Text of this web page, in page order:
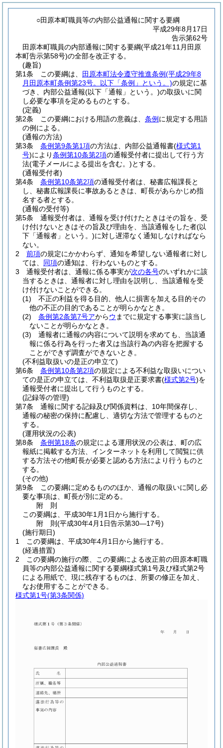
○田原本町職員等の内部公益通報に関する要綱
平成29年8月17日
告示第62号
田原本町職員の内部通報に関する要綱(平成21年11月田原
本町告示第58号)の全部を改正する。
(趣旨)
第1条
この要綱は、 田原本町法令遵守推進条例(平成29年8
月田原本町条例第23号。以下「条例」という。)の規定に基
づき、内部公益通報(以下「通報」という。)の取扱いに関
し必要な事項を定めるものとする。
(定義)
第2条
この要綱における用語の意義は、 条例 に規定する用語
の例による。
(通報の方法)
第3条
条例第9条第1項の方法は、内部公益通報書(様式第1
号)により条例第10条第2項の通報受付者に提出して行う方
法(電子メールによる提出を含む。)とする。
(通報受付者)
第4条
条例第10条第2項の通報受付者は、秘書広報課長と
し、秘書広報課長に事故あるときは、町長があらかじめ指
名する者とする。
(通報の受付等)
第5条
通報受付者は、通報を受け付けたときはその旨を、受
け付けないときはその旨及び理由を、当該通報をした者(以
下「通報者」という。)に対し遅滞なく通知しなければなら
ない。
2
前項の規定にかかわらず、通知を希望しない通報者に対し
ては、 同項の通知は、行わないものとする。
3
通報受付者は、通報に係る事実が次の各号のいずれかに該
当するときは、通報者に対し理由を説明し、当該通報を受
け付けないことができる。
(1)
不正の利益を得る目的、他人に損害を加える目的その
他の不正の目的であることが明らかなとき。
(2)
条例第2条第7号アからウ までに規定する事実に該当し
ないことが明らかなとき。
(3)
通報者に通報の内容について説明を求めても、当該通
報に係る行為を行った者又は当該行為の内容を把握する
ことができず調査ができないとき。
(不利益取扱いの是正の申立て)
第6条
条例第10条第2項の規定による不利益な取扱いについ
ての是正の申立ては、不利益取扱是正要求書(様式第2号)を
通報受付者に提出して行うものとする。
(記録等の管理)
第7条
通報に関する記録及び関係資料は、10年間保存し、
通報の秘密の保持に配慮し、適切な方法で管理するものと
する。
(運用状況の公表)
第8条
条例第18条の規定による運用状況の公表は、町の広
報紙に掲載する方法、インターネットを利用して閲覧に供
する方法その他町長が必要と認める方法により行うものと
する。
(その他)
第9条
この要綱に定めるもののほか、通報の取扱いに関し必
要な事項は、町長が別に定める。
附 則
この要綱は、平成30年1月1日から施行する。
附 則(平成30年4月1日告示第30―17号)
(施行期日)
1
この要綱は、平成30年4月1日から施行する。
(経過措置)
2
この要綱の施行の際、この要綱による改正前の田原本町職
員等の内部公益通報に関する要綱様式第1号及び様式第2号
による用紙で、現に残存するものは、所要の修正を加え、
なお使用することができる。
様式第1号(第3条関係)